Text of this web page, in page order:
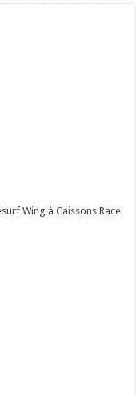
Wing à Caissons Race